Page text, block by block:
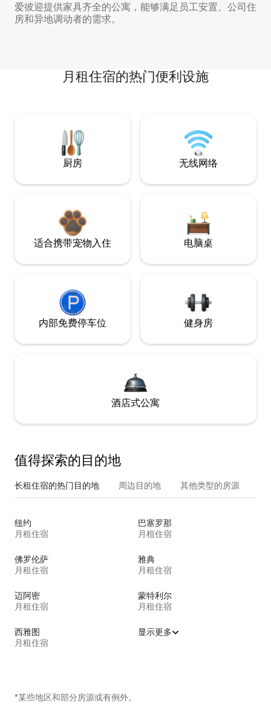
爱彼迎提供家具齐全的公寓，能够满足员工安置、公司住
房和异地调动者的需求。
月租住宿的热门便利设施
厨房 无线网络
适合携带宠物入住 电脑桌
内部免费停车位 健身房
酒店式公寓
值得探索的目的地
长租住宿的热门目的地 周边目的地 其他类型的房源
纽约
月租住宿
巴塞罗那
月租住宿
佛罗伦萨
月租住宿
雅典
月租住宿
迈阿密
月租住宿
蒙特利尔
月租住宿
西雅图
月租住宿
显示更多
*某些地区和部分房源或有例外。